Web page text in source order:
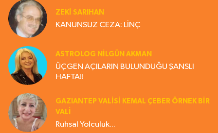
ZEKI SARIHAN
KANUNSUZ CEZA: LİNÇ
ASTROLOG NILGÜN AKMAN
ÜÇGEN AÇILARIN BULUNDUĞU ŞANSLI
HAFTA!!
GAZIANTEP VALISI KEMAL ÇEBER ÖRNEK BİR
VALİ
Ruhsal Yolculuk...